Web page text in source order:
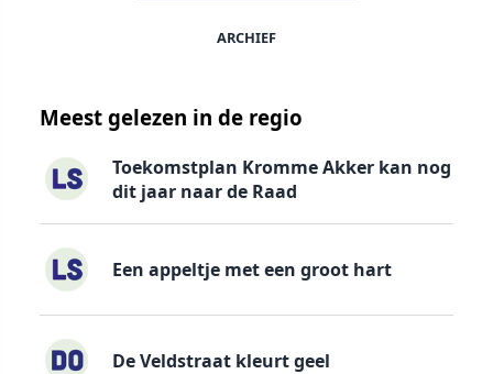
ARCHIEF
Meest gelezen in de regio
Toekomstplan Kromme Akker kan nog
dit jaar naar de Raad
Een appeltje met een groot hart
De Veldstraat kleurt geel